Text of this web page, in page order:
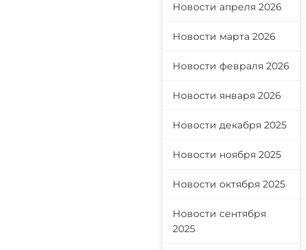
Новости апреля 2026
Новости марта 2026
Новости февраля 2026
Новости января 2026
Новости декабря 2025
Новости ноября 2025
Новости октября 2025
Новости сентября
2025